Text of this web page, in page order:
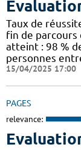
Taux de
fin de
atteint : 98 %
personnes
15/04/2025 17:00
PAGES
relevance: